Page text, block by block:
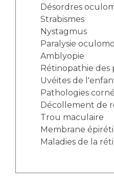
Désordres
Strabismes
Nystagmus
Paralysie
Amblyopie
Rétinopathie des
Uvéites de
Pathologies
Décollement de
Trou maculaire
Membrane
Maladies de la